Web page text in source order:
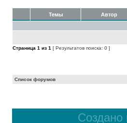
Темы Автор
Страница 1 из 1 [ Результатов поиска: 0 ]
Список форумов
Создано